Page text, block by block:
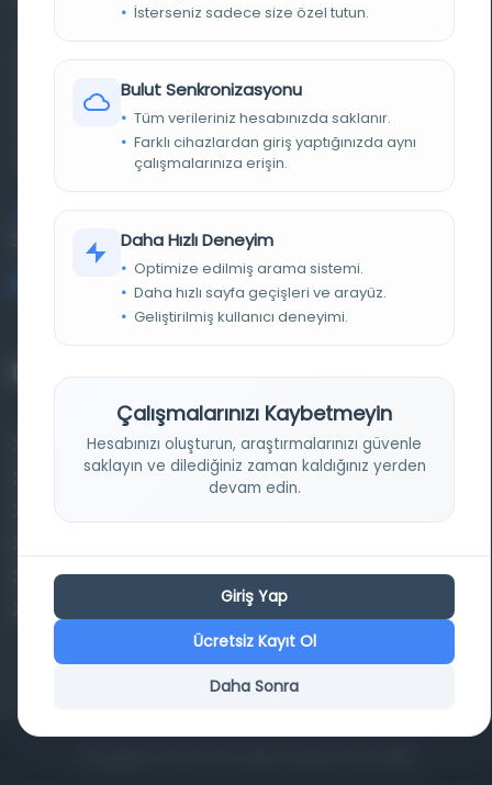
basma eserleri, arşiv belgelerini, süreli yayınları ve görsel
materyalleri bir araya getiren kapsamlı bir dijital
kütüphane ve meta katalog.
34320 İstanbul
bilgi@osmanlica.com
Osmanlica.com
Aruz ve Hece Ölçüsü
Transkripsiyon Alfabesi Çevirisi
Tarihi Dokümanlarda Görüntü İyileştirilmesi
İsterseniz sadece size özel tutun.
Bulut Senkronizasyonu
Tüm verileriniz hesabınızda saklanır.
Farklı cihazlardan giriş yaptığınızda aynı
çalışmalarınıza erişin.
Daha Hızlı Deneyim
Optimize edilmiş arama sistemi.
Daha hızlı sayfa geçişleri ve arayüz.
Geliştirilmiş kullanıcı deneyimi.
Çalışmalarınızı Kaybetmeyin
Hesabınızı oluşturun, araştırmalarınızı güvenle
saklayın ve dilediğiniz zaman kaldığınız yerden
devam edin.
Giriş Yap
Ücretsiz Kayıt Ol
Daha Sonra